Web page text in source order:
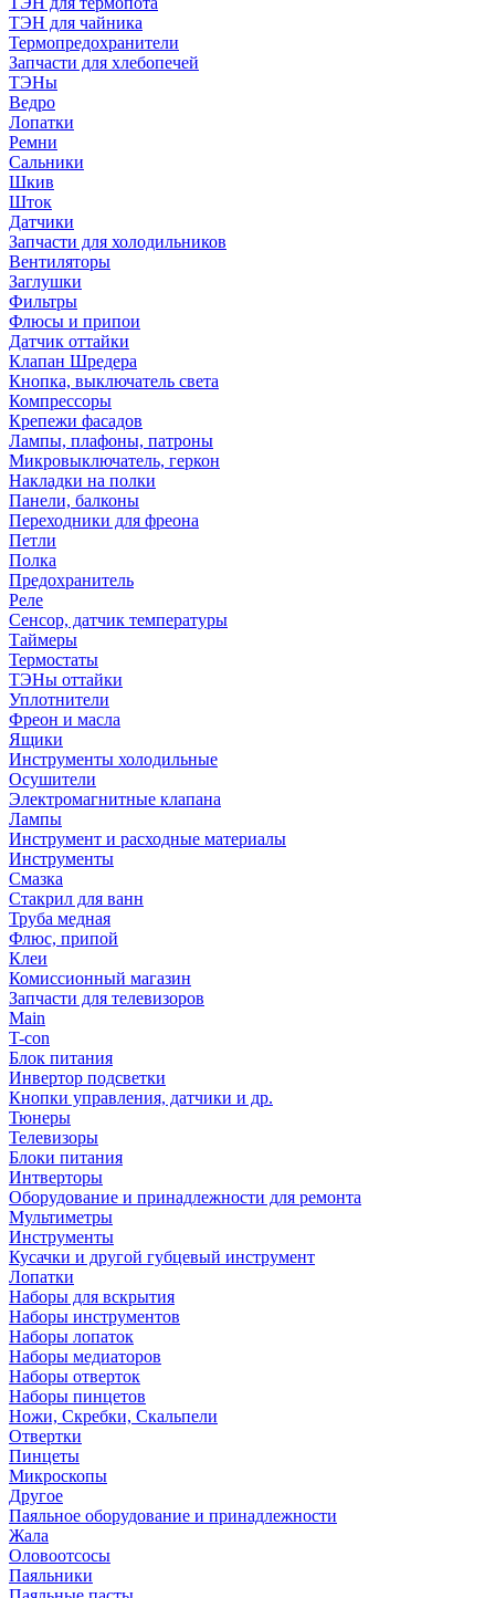
ТЭН для чайника
Термопредохранители
Запчасти для хлебопечей
ТЭНы
Ведро
Лопатки
Ремни
Сальники
Шкив
Шток
Датчики
Запчасти для холодильников
Вентиляторы
Заглушки
Фильтры
Флюсы и припои
Датчик оттайки
Клапан Шредера
Кнопка, выключатель света
Компрессоры
Крепежи фасадов
Лампы, плафоны, патроны
Микровыключатель, геркон
Накладки на полки
Панели, балконы
Переходники для фреона
Петли
Полка
Предохранитель
Реле
Сенсор, датчик температуры
Таймеры
Термостаты
ТЭНы оттайки
Уплотнители
Фреон и масла
Ящики
Инструменты холодильные
Осушители
Электромагнитные клапана
Лампы
Инструмент и расходные материалы
Инструменты
Смазка
Стакрил для ванн
Труба медная
Флюс, припой
Клеи
Комиссионный магазин
Запчасти для телевизоров
Main
T-con
Блок питания
Инвертор подсветки
Кнопки управления, датчики и др.
Тюнеры
Телевизоры
Блоки питания
Интверторы
Оборудование и принадлежности для ремонта
Мультиметры
Инструменты
Кусачки и другой губцевый инструмент
Лопатки
Наборы для вскрытия
Наборы инструментов
Наборы лопаток
Наборы медиаторов
Наборы отверток
Наборы пинцетов
Ножи, Скребки, Скальпели
Отвертки
Пинцеты
Микроскопы
Другое
Паяльное оборудование и принадлежности
Жала
Оловоотсосы
Паяльники